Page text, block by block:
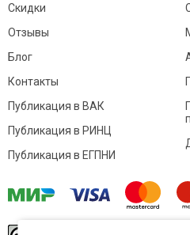
Скидки
Отзывы
Блог
Контакты
Публикация в ВАК
Публикация в РИНЦ
Публикация в ЕГПНИ